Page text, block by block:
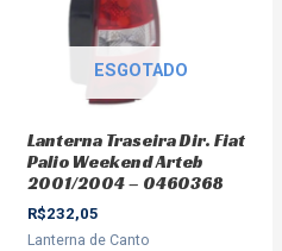
ESGOTADO
Lanterna Traseira Dir. Fiat
Palio Weekend Arteb
2001/2004 – 0460368
R$232,05
Lanterna de Canto